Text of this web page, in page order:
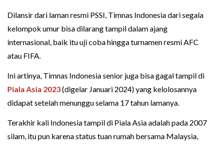
Dilansir dari laman resmi PSSI, Timnas Indonesia dari segala
kelompok umur bisa dilarang tampil dalam ajang
internasional, baik itu uji coba hingga turnamen resmi AFC
atau FIFA.
Ini artinya, Timnas Indonesia senior juga bisa gagal tampil di
Piala Asia 2023(digelar Januari 2024) yang kelolosannya
didapat setelah menunggu selama 17 tahun lamanya.
Terakhir kali Indonesia tampil di Piala Asia adalah pada 2007
silam, itu pun karena status tuan rumah bersama Malaysia,